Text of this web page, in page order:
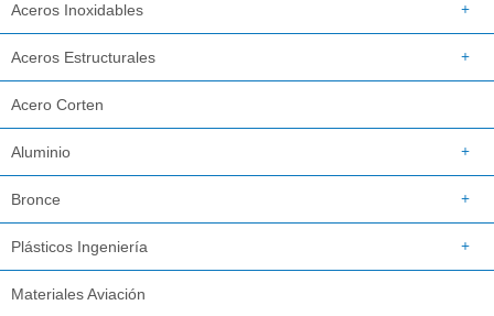
Aceros Inoxidables
Aceros Estructurales
Acero Corten
Aluminio
Bronce
Plásticos Ingeniería
Materiales Aviación